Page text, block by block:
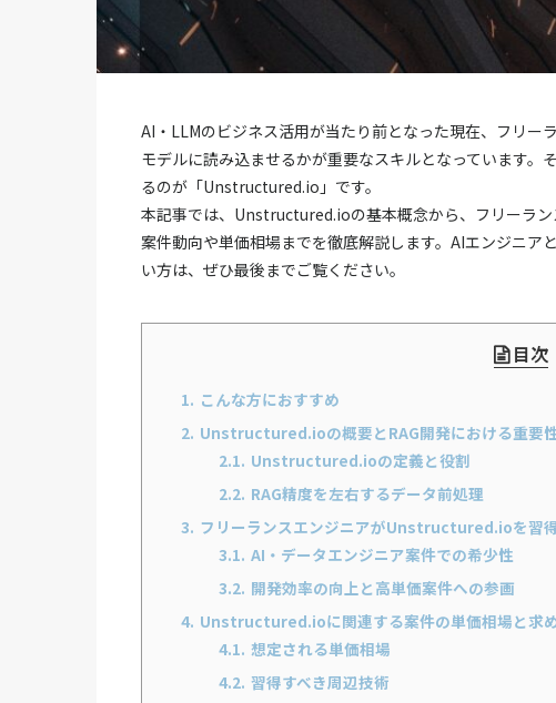
AI・LLMのビジネス活用が当たり前となった現在、フリー
モデルに読み込ませるかが重要なスキルとなっています。
るのが「Unstructured.io」です。
本記事では、Unstructured.ioの基本概念から、フリーラ
案件動向や単価相場までを徹底解説します。AIエンジニア
い方は、ぜひ最後までご覧ください。
目次
1. こんな方におすすめ
2. Unstructured.ioの概要とRAG開発における重要
2.1. Unstructured.ioの定義と役割
2.2. RAG精度を左右するデータ前処理
3. フリーランスエンジニアがUnstructured.ioを習
3.1. AI・データエンジニア案件での希少性
3.2. 開発効率の向上と高単価案件への参画
4. Unstructured.ioに関連する案件の単価相場と求
4.1. 想定される単価相場
4.2. 習得すべき周辺技術